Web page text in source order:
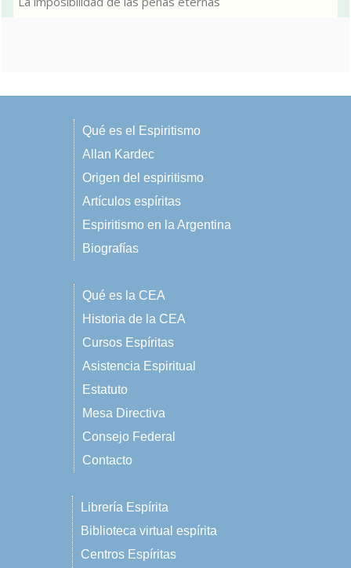
Qué es el Espiritismo
Allan Kardec
Origen del espiritismo
Artículos espíritas
Espiritismo en la Argentina
Biografías
Qué es la CEA
Historia de la CEA
Cursos Espíritas
Asistencia Espiritual
Estatuto
Mesa Directiva
Consejo Federal
Contacto
Librería Espírita
Biblioteca virtual espírita
Centros Espíritas